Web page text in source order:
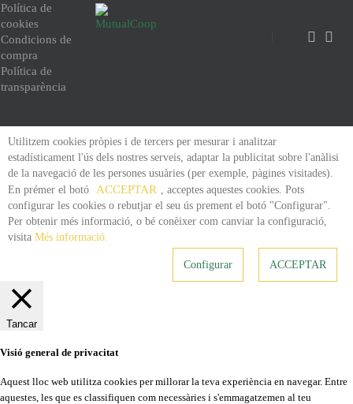
Política de
cookies
Condicions de
compra
Política de
transparència
Utilitzem cookies pròpies i de tercers per mesurar i analitzar
estadísticament l'ús dels nostres serveis, adaptar la publicitat sobre l'anàlisi
de la navegació de les persones usuàries (per exemple, pàgines visitades).
En prémer el botó ACCEPTAR , acceptes aquestes cookies. Pots
configurar les cookies o rebutjar el seu ús prement el botó "Configurar".
Per obtenir més informació, o bé conèixer com canviar la configuració,
visita Més informació.
Configurar ACCEPTAR
Tancar
Visió general de privacitat
Aquest lloc web utilitza cookies per millorar la teva experiència en navegar. Entre
aquestes, les que es classifiquen com necessàries i s'emmagatzemen al teu